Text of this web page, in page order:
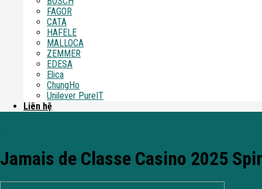
FAGOR
CATA
HAFELE
MALLOCA
ZEMMER
EDESA
Elica
ChungHo
Unilever PureIT
Liên hệ
Jamais de Classe Casino 2025